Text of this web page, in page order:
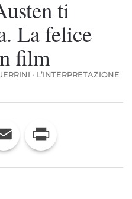
ti
La felice
film
· L’INTERPRETAZIONE
Email